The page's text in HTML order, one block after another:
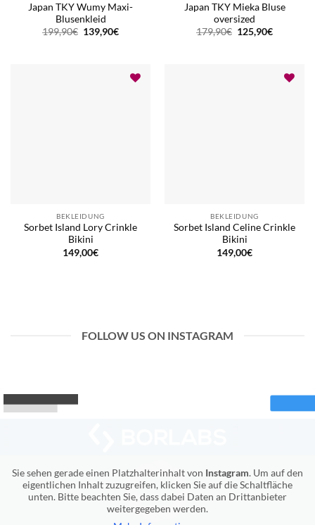
Japan TKY Wumy Maxi-
Blusenkleid
199,90€ Ursprünglicher
Preis
139,90€Aktueller
Japan TKY Mieka Bluse
oversized
179,90€ Ursprünglicher
Preis
125,90€Aktueller
BEKLEIDUNG
Sorbet Island Lory Crinkle
Bikini
149,00€
BEKLEIDUNG
Sorbet Island Celine Crinkle
Bikini
149,00€
FOLLOW US ON INSTAGRAM
Sie sehen gerade einen Platzhalterinhalt von Instagram. Um auf den
eigentlichen Inhalt zuzugreifen, klicken Sie auf die Schaltfläche
unten. Bitte beachten Sie, dass dabei Daten an Drittanbieter
weitergegeben werden.